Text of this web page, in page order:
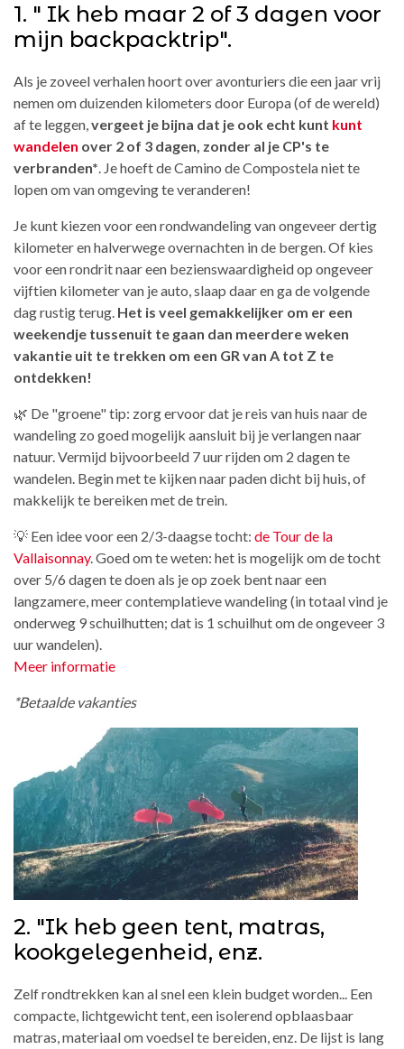
1. " Ik heb maar 2 of 3 dagen voor
mijn backpacktrip".
Als je zoveel verhalen hoort over avonturiers die een jaar vrij
nemen om duizenden kilometers door Europa (of de wereld)
af te leggen,vergeet je bijna dat je ook echt kunt kunt
wandelen over 2 of 3 dagen, zonder al je CP's te
verbranden*. Je hoeft de Camino de Compostela niet te
lopen om van omgeving te veranderen!
Je kunt kiezen voor een rondwandeling van ongeveer dertig
kilometer en halverwege overnachten in de bergen. Of kies
voor een rondrit naar een bezienswaardigheid op ongeveer
vijftien kilometer van je auto, slaap daar en ga de volgende
dag rustig terug. Het is veel gemakkelijker om er een
weekendje tussenuit te gaan dan meerdere weken
vakantie uit te trekken om een GR van A tot Z te
ontdekken!
🌿 De "groene" tip: zorg ervoor dat je reis van huis naar de
wandeling zo goed mogelijk aansluit bij je verlangen naar
natuur. Vermijd bijvoorbeeld 7 uur rijden om 2 dagen te
wandelen. Begin met te kijken naar paden dicht bij huis, of
makkelijk te bereiken met de trein.
💡 Een idee voor een 2/3-daagse tocht: de Tour de la
Vallaisonnay. Goed om te weten: het is mogelijk om de tocht
over 5/6 dagen te doen als je op zoek bent naar een
langzamere, meer contemplatieve wandeling (in totaal vind je
onderweg 9 schuilhutten; dat is 1 schuilhut om de ongeveer 3
uur wandelen).
Meer informatie
*Betaalde vakanties
2. "Ik heb geen tent, matras,
kookgelegenheid, enz.
Zelf rondtrekken kan al snel een klein budget worden... Een
compacte, lichtgewicht tent, een isolerend opblaasbaar
matras, materiaal om voedsel te bereiden, enz. De lijst is lang